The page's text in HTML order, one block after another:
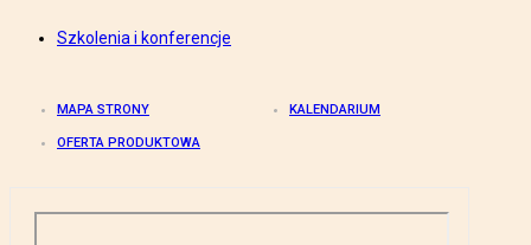
Szkolenia i konferencje
MAPA STRONY KALENDARIUM
OFERTA PRODUKTOWA